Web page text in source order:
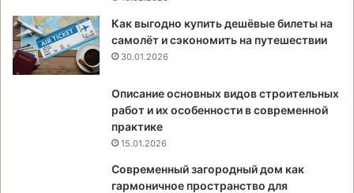
Как выгодно купить дешёвые билеты на
самолёт и сэкономить на путешествии
30.01.2026
Описание основных видов строительных
работ и их особенности в современной
практике
15.01.2026
Современный загородный дом как
гармоничное пространство для